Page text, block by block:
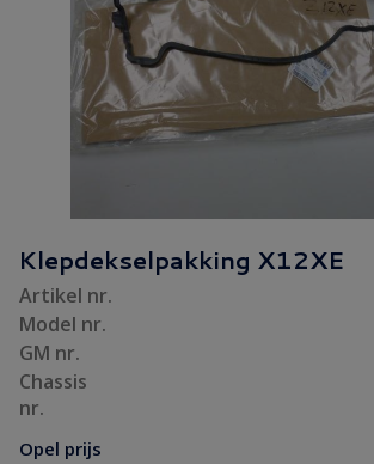
Klepdekselpakking X12XE
Artikel nr.
Model nr.
GM nr.
Chassis
nr.
Opel prijs